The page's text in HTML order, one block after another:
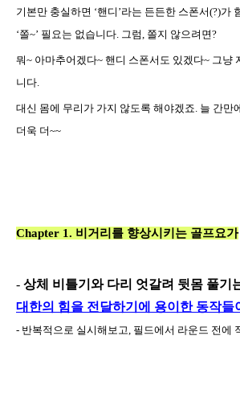
기본만 충실하면 ‘핸디 ’라는 든든한 스폰서(?)가
‘쫄~’ 필요는 없습니다 그럼 쫄지 않으려면?
뭐~ 아마추어겠다~ 핸디 스폰서도 있겠다~ 그냥
니다
대신 몸에 무리가 가지 않도록 해야겠죠 늘 간만
더욱 더~~
Chapter 1. 비거리를 향상시키는 골프요가
- 상체 비틀기와 다리 엇갈려 뒷몸 풀기
대한의 힘을 전달하기에 용이한 동작들
- 반복적으로 실시해보고 필드에서 라운드 전에